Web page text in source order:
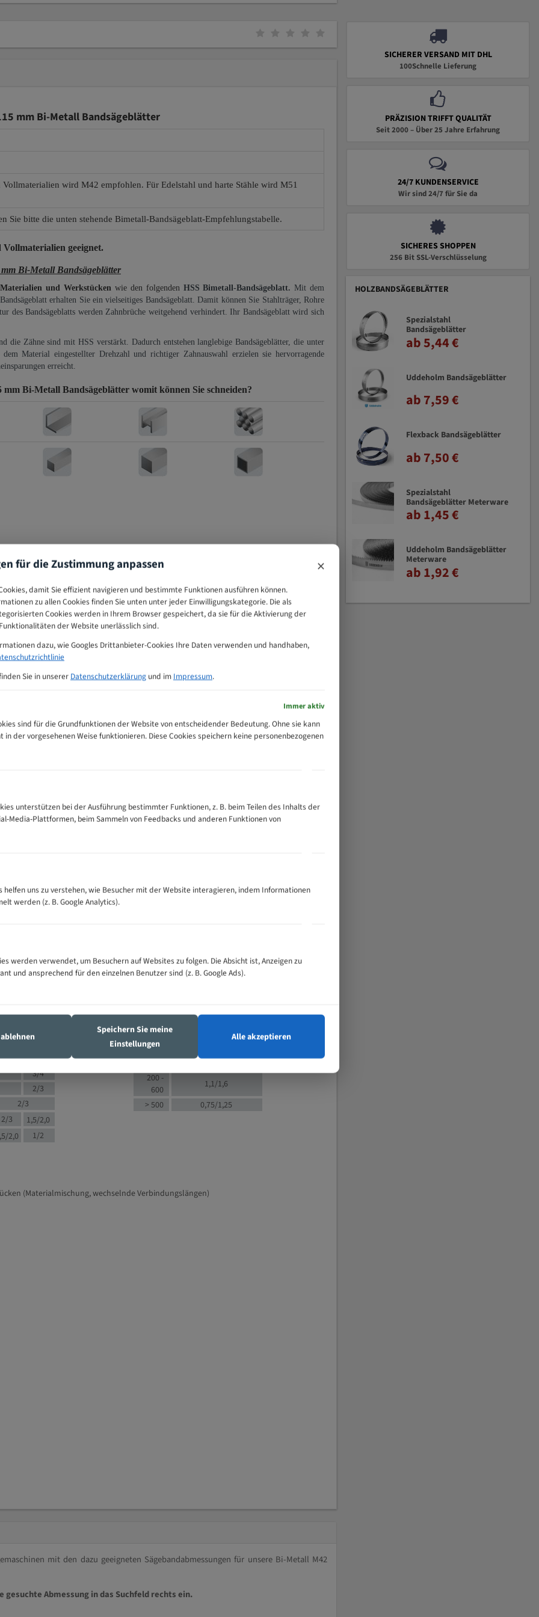
mm Bi-Metall Bandsägeblätter
wird M42 empfohlen. Für Edelstahl und harte Stähle wird M51
Sie bitte die unten stehende Bimetall-Bandsägeblatt-Empfehlungstabelle.
geeignet.
Bi-Metall Bandsägeblätter
und Werkstücken wie den folgenden HSS Bimetall-Bandsägeblatt. Mit dem
erhalten Sie ein vielseitiges Bandsägeblatt. Damit können Sie Stahlträger, Rohre
des Bandsägeblatts werden Zahnbrüche weitgehend verhindert. Ihr Bandsägeblatt wird sich
die Zähne sind mit HSS verstärkt. Dadurch entstehen langlebige Bandsägeblätter, die unter
Material eingestellter Drehzahl und richtiger Zahnauswahl erzielen sie hervorragende
erreicht.
Bi-Metall Bandsägeblätter womit können Sie schneiden?
Bandsägeblätter Zahnempfehlungs-Tabelle
300
500
4/6
4/5
3/4
2/3
2/3
2/3
1,5/2,0
2,0 1/2
Zähne pro
25 - 50
6/10
35 - 70
5/8
130 -
350
150 -
1,5/2
200 -
600
1,1/1,6
> 500
0,75/1,25
(Materialmischung, wechselnde Verbindungslängen)
mit den dazu geeigneten Sägebandabmessungen für unsere Bi-Metall M42
Abmessung in das Suchfeld rechts ein.
SICHERER VERSAND MIT DHL
100Schnelle Lieferung
PRÄZISION TRIFFT QUALITÄT
Seit 2000 – Über 25 Jahre Erfahrung
24/7 KUNDENSERVICE
Wir sind 24/7 für Sie da
SICHERES SHOPPEN
256 Bit SSL-Verschlüsselung
HOLZBANDSÄGEBLÄTTER
Spezialstahl
Bandsägeblätter
ab 5,44 €
Uddeholm Bandsägeblätter
ab 7,59 €
Flexback Bandsägeblätter
ab 7,50 €
Spezialstahl
Bandsägeblätter Meterware
ab 1,45 €
Uddeholm Bandsägeblätter
Meterware
ab 1,92 €
für die Zustimmung anpassen ×
damit Sie effizient navigieren und bestimmte Funktionen ausführen können.
zu allen Cookies finden Sie unten unter jeder Einwilligungskategorie. Die als
Cookies werden in Ihrem Browser gespeichert, da sie für die Aktivierung der
der Website unerlässlich sind.
dazu, wie Googles Drittanbieter-Cookies Ihre Daten verwenden und handhaben,
Sie in unserer Datenschutzerklärung und im Impressum.
Immer aktiv
sind für die Grundfunktionen der Website von entscheidender Bedeutung. Ohne sie kann
in der vorgesehenen Weise funktionieren. Diese Cookies speichern keine personenbezogenen
unterstützen bei der Ausführung bestimmter Funktionen, z. B. beim Teilen des Inhalts der
Media-Plattformen, beim Sammeln von Feedbacks und anderen Funktionen von
helfen uns zu verstehen, wie Besucher mit der Website interagieren, indem Informationen
werden (z. B. Google Analytics).
werden verwendet, um Besuchern auf Websites zu folgen. Die Absicht ist, Anzeigen zu
und ansprechend für den einzelnen Benutzer sind (z. B. Google Ads).
Speichern Sie meine
Einstellungen
Alle akzeptieren